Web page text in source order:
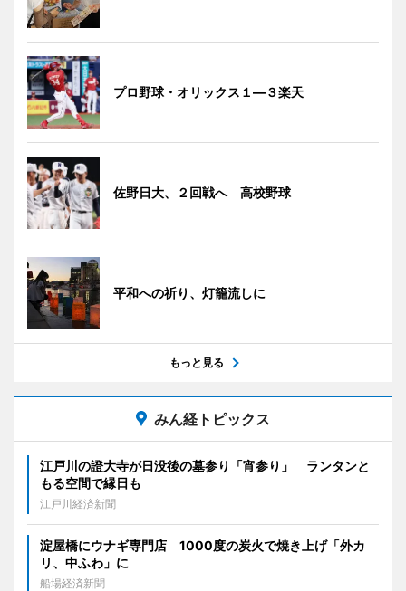
プロ野球・オリックス１―３楽天
佐野日大、２回戦へ 高校野球
平和への祈り、灯籠流しに
もっと見る
みん経トピックス
江戸川の證大寺が日没後の墓参り「宵参り」 ランタンと
もる空間で縁日も
江戸川経済新聞
淀屋橋にウナギ専門店 1000度の炭火で焼き上げ「外カ
リ、中ふわ」に
船場経済新聞